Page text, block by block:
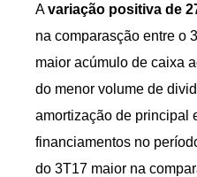
Avariação positiva de
na comparasção entre o
maior acúmulo de caixa
do menor volume de
amortização de principal
financiamentos no
do 3T17 maior na